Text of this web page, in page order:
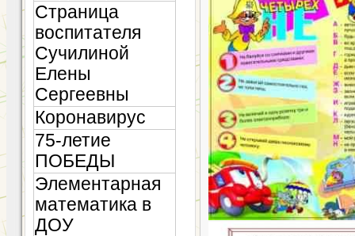
Страница
воспитателя
Сучилиной
Елены
Сергеевны
Коронавирус
75-летие
ПОБЕДЫ
Элементарная
математика в
ДОУ